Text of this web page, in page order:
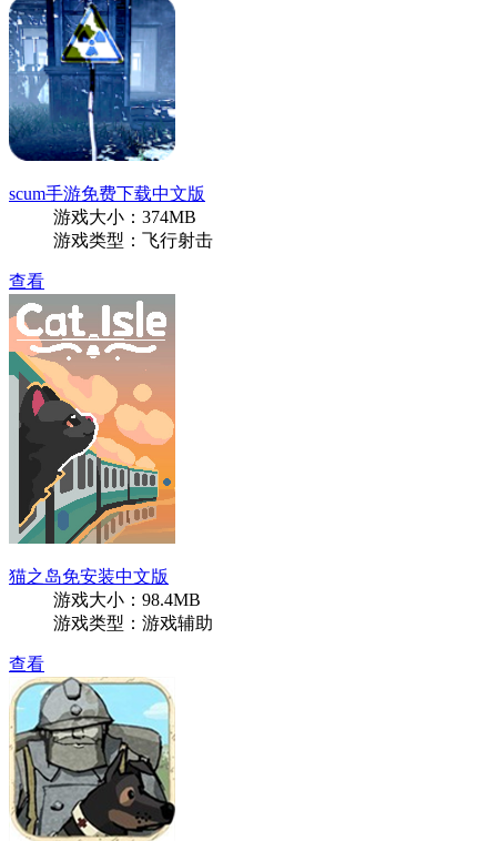
scum手游免费下载中文版
游戏大小：374MB
游戏类型：飞行射击
查看
猫之岛免安装中文版
游戏大小：98.4MB
游戏类型：游戏辅助
查看